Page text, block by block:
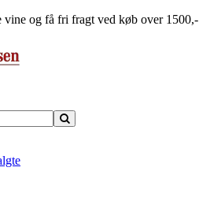
vine og få fri fragt ved køb over 1500,-